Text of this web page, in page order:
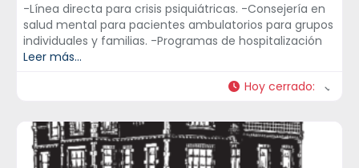
-Línea directa para crisis psiquiátricas. -Consejería en
salud mental para pacientes ambulatorios para grupos
individuales y familias. -Programas de hospitalización
Leer más...
Hoy cerrado: